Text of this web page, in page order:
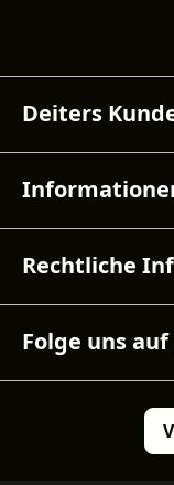
Deiters
Rechtliche
Folge uns